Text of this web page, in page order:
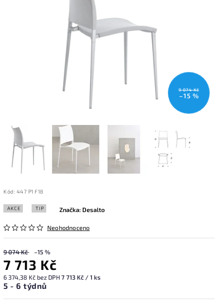
9 074 Kč
–15 %
Kód: 447 P1 F18
AKCE TIP
Neohodnoceno
Značka: Desalto
9 074 Kč –15 %
7 713 Kč
6 374,38 Kč bez DPH7 713 Kč / 1 ks
5 - 6 týdnů